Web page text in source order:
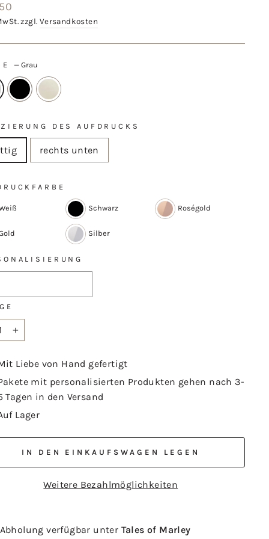
zzgl. Versandkosten
— Grau
DES AUFDRUCKS
rechts unten
Schwarz Roségold
Silber
+
Liebe von Hand gefertigt
mit personalisierten Produkten gehen nach 3-
Tagen in den Versand
Lager
IN DEN EINKAUFSWAGEN LEGEN
Weitere Bezahlmöglichkeiten
Abholung verfügbar unter Tales of Marley